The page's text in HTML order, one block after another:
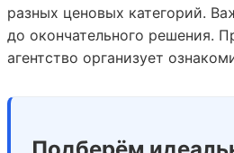
разных ценовых категорий.
до окончательного решения.
агентство организует